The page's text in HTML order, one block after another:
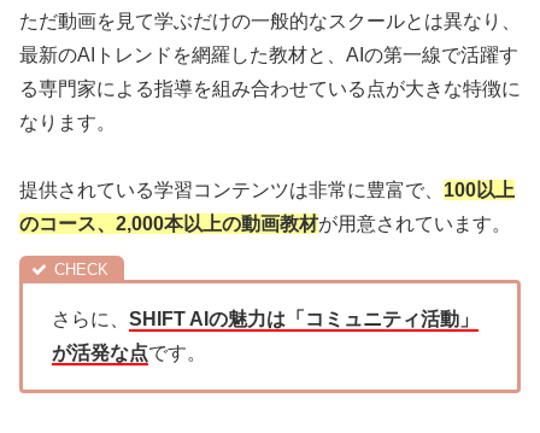
ただ動画を見て学ぶだけの一般的なスクールとは異なり、
最新のAIトレンドを網羅した教材と、AIの第一線で活躍す
る専門家による指導を組み合わせている点が大きな特徴に
なります。
提供されている学習コンテンツは非常に豊富で、 100以上
のコース、2,000本以上の動画教材が用意されています。
さらに、 SHIFT AIの魅力は「コミュニティ活動」
が活発な点です。